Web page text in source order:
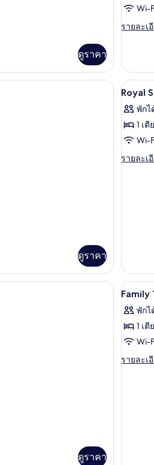
ดูราคา
Wi-
รายละเ
ราย
เกี่ยว
กับ
ห้อง
สแตนดา
ทวิ
น
เครื่องนอนระดับพรีเมียม, โต๊ะทำงาน, พื้นที่ทำ
ดูราคา
เปิด
ภาพถ่
ทั้งหมด
ของ
Royal
12
Royal
พักไ
1 เ
Wi-
รายละเ
ราย
เครื่องนอนระดับพรีเมียม, โต๊ะทำงาน, พื้นที่ทำ
ดูราคา
เปิด
ภาพถ่
ทั้งหมด
ของ
Family
10
Family
พักไ
1 เ
Wi-
รายละเ
ราย